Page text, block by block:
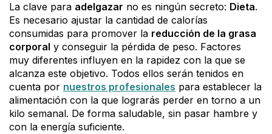
La clave para adelgazar no es ningún secreto: Dieta.
Es necesario ajustar la cantidad de calorías
consumidas para promover la reducción de la grasa
corporal y conseguir la pérdida de peso. Factores
muy diferentes influyen en la rapidez con la que se
alcanza este objetivo. Todos ellos serán tenidos en
cuenta por nuestros profesionales para establecer la
alimentación con la que lograrás perder en torno a un
kilo semanal. De forma saludable, sin pasar hambre y
con la energía suficiente.